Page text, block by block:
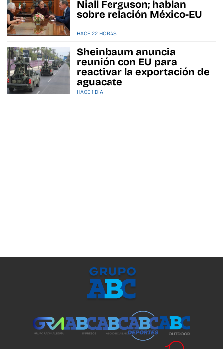
Niall Ferguson; hablan
sobre relación México-EU
HACE 22 HORAS
Sheinbaum anuncia
reunión con EU para
reactivar la exportación de
aguacate
HACE 1 DÍA